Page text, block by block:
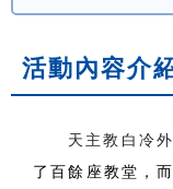
活動內容介
天主教白冷
了百餘座教堂，